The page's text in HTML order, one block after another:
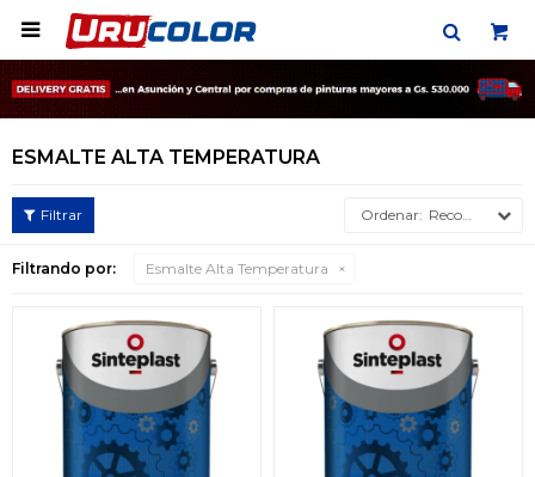

ESMALTE ALTA TEMPERATURA
Recomendados
Filtrando por: Esmalte Alta Temperatura